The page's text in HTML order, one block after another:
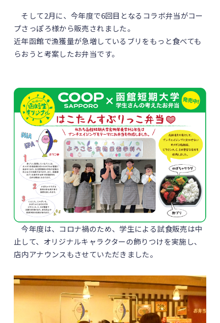
そして2月に、今年度で6回目となるコラボ弁当がコー
プさっぽろ様から販売されました。
近年函館で漁獲量が急増しているブリをもっと食べても
らおうと考案したお弁当です。
今年度は、コロナ禍のため、学生による試食販売は中
止して、オリジナルキャラクターの飾りつけを実施し、
店内アナウンスもさせていただきました。